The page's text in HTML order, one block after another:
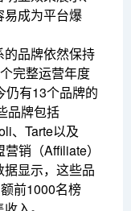
易成为平台爆
品牌依然保持
完整运营年度
仍有13个品牌的
品牌包括
、Tarte以及
销（Affiliate）
显示，这些品
前1000名榜